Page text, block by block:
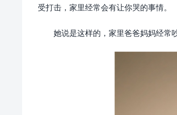
受打击，家里经常会有让你哭的事情。
她说是这样的，家里爸爸妈妈经常